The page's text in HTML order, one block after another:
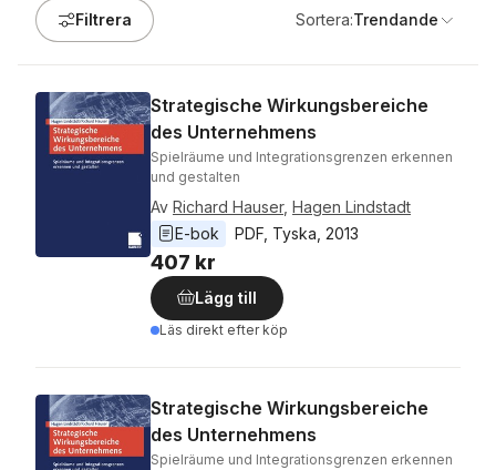
Filtrera Sortera:Trendande
Strategische Wirkungsbereiche
des Unternehmens
Spielräume und Integrationsgrenzen erkennen
und gestalten
Av Richard Hauser, Hagen Lindstadt
E-bok
PDF Tyska 2013
407 kr
Lägg till
Läs direkt efter köp
Strategische Wirkungsbereiche
des Unternehmens
Spielräume und Integrationsgrenzen erkennen